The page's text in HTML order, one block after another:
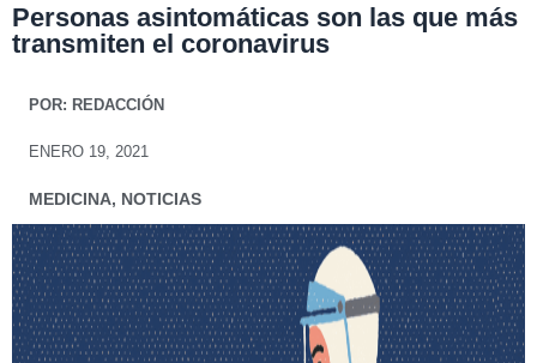
Personas asintomáticas son las que más
transmiten el coronavirus
POR: REDACCIÓN
ENERO 19, 2021
MEDICINA, NOTICIAS